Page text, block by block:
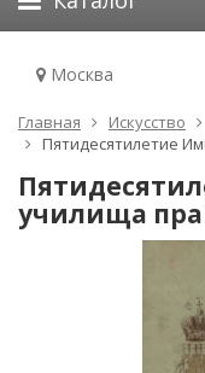
Москва
Главная Искусство
Пятидесятилетие
училища